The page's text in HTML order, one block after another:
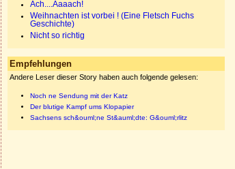
Ach....Aaaach!
Weihnachten ist vorbei ! (Eine Fletsch Fuchs
Geschichte)
Nicht so richtig
Empfehlungen
Andere Leser dieser Story haben auch folgende gelesen:
Noch ne Sendung mit der Katz
Der blutige Kampf ums Klopapier
Sachsens sch&ouml;ne St&auml;dte: G&ouml;rlitz